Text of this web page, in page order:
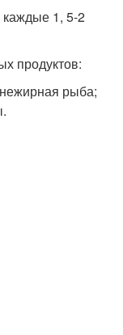
каждые 1, 5-2
продуктов:
рыба;